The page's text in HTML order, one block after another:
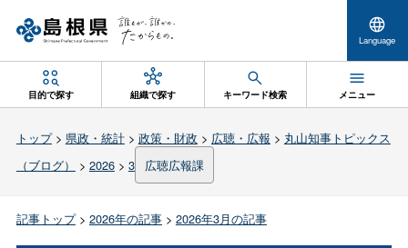
Language
目的で探す 組織で探す キーワード検索 メニュー
トップ> 県政・統計> 政策・財政 > 広聴・広報 > 丸山知事トピックス
（ブログ）
> 2026> 3 広聴広報課
記事トップ> 2026年の記事> 2026年3月の記事